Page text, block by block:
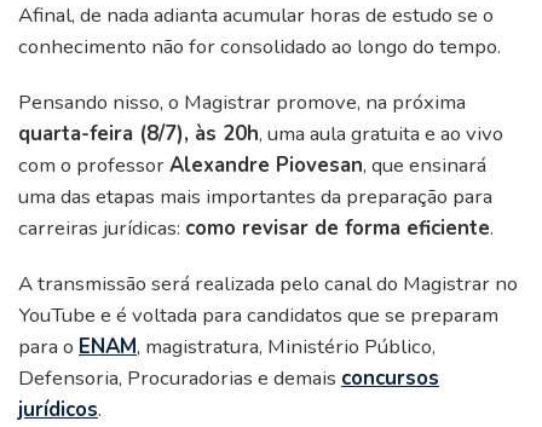
Afinal, de nada adianta acumular horas de estudo se o
conhecimento não for consolidado ao longo do tempo.
Pensando nisso, o Magistrar promove, na próxima
quarta-feira (8/7), às 20h, uma aula gratuita e ao vivo
com o professorAlexandre Piovesan, que ensinará
uma das etapas mais importantes da preparação para
carreiras jurídicas: como revisar de forma eficiente.
A transmissão será realizada pelo canal do Magistrar no
YouTube e é voltada para candidatos que se preparam
para o ENAM, magistratura, Ministério Público,
Defensoria, Procuradorias e demais concursos
jurídicos.